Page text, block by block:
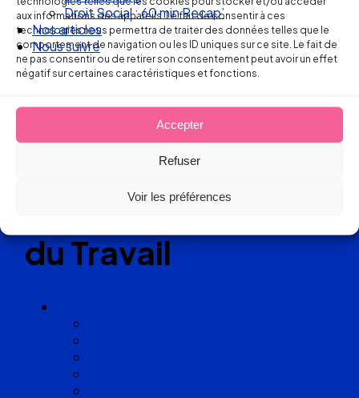
aux informations des appareils. Le fait de consentir à ces
technologies nous permettra de traiter des données telles que le
comportement de navigation ou les ID uniques sur ce site. Le fait de
ne pas consentir ou de retirer son consentement peut avoir un effet
négatif sur certaines caractéristiques et fonctions.
Accepter
Refuser
Voir les préférences
Droit Social : 60 min Recap’
Nos articles
Nous suivre
Réseau
de cabinets
d’avocats
en Droit
du Travail